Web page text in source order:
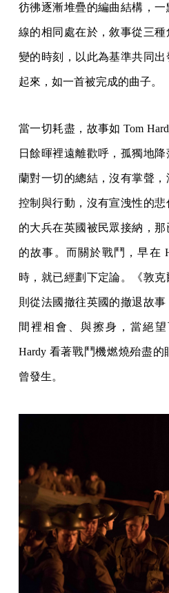
彷彿逐漸堆疊的編曲結構，
線的相同處在於，敘事從三
變的時刻，以此為基準共同
起來，如一首被完成的曲子。
當一切耗盡，故事如 Tom
日餘暉裡遠離歡呼，孤獨地
蘭對一切的總結，沒有掌聲
控制與行動，沒有宣洩性的
的大兵在英國被民眾接納，
的故事。而關於戰鬥，早在
時，就已經劃下定論。《敦
則從法國撤往英國的撤退故
間裡相會、與擦身，當絕
Hardy 看著戰鬥機燃燒殆盡
曾發生。